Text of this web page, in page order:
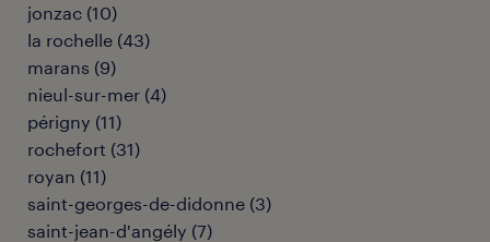
jonzac (10)
la rochelle (43)
marans (9)
nieul-sur-mer (4)
périgny (11)
rochefort (31)
royan (11)
saint-georges-de-didonne (3)
saint-jean-d'angély (7)